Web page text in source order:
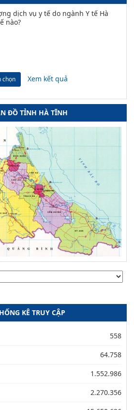
dịch vụ y tế do ngành Y tế Hà
nào?
chọn Xem kết quả
ĐỒ TỈNH HÀ TĨNH
KÊ TRUY CẬP
558
64.758
1.552.986
2.270.356